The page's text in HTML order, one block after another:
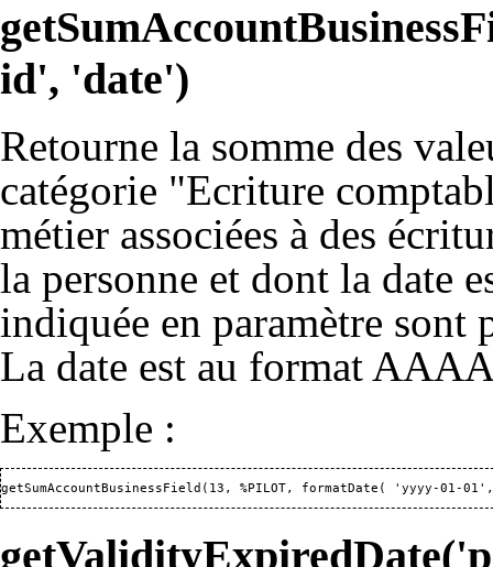
id', 'date')
Retourne la somme des
catégorie "Ecriture
métier associées à des
la personne et dont la date
indiquée en paramètre sont
La date est au format
Exemple :
getSumAccountBusinessField(13, %PILOT, formatDate( 'yyyy-01-01',